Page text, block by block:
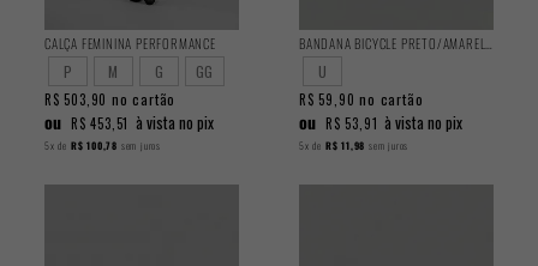
CALÇA FEMININA PERFORMANCE
P M G GG
R$ 503,90 no cartão
ou R$ 453,51 à vista no pix
5x de R$ 100,78 sem juros
U
R$ 59,90 no cartão
ou R$ 53,91 à vista no pix
5x de R$ 11,98 sem juros